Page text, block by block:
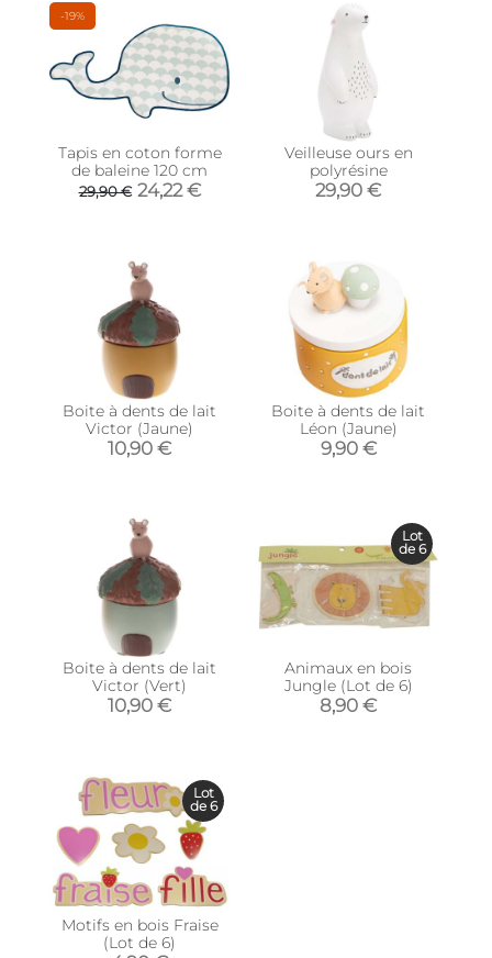
-19%
Tapis en coton forme
de baleine 120 cm
29,90 € 24,22 €
Veilleuse ours en
polyrésine
29,90 €
Boite à dents de lait
Victor (Jaune)
10,90 €
Boite à dents de lait
Léon (Jaune)
9,90 €
Boite à dents de lait
Victor (Vert)
10,90 €
Animaux en bois
Jungle (Lot de 6)
8,90 €
Lot
de 6
Motifs en bois Fraise
(Lot de 6)
Lot
de 6